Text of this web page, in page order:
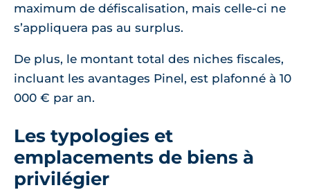
maximum de défiscalisation, mais celle-ci ne
s’appliquera pas au surplus.
De plus, le montant total des niches fiscales,
incluant les avantages Pinel, est plafonné à 10
000 € par an.
Les typologies et
emplacements de biens à
privilégier